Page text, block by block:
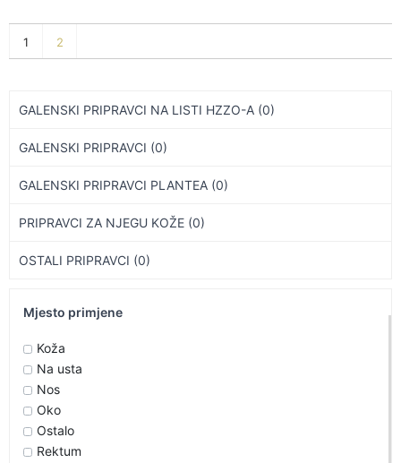
1 2
GALENSKI PRIPRAVCI NA LISTI HZZO-A (0)
GALENSKI PRIPRAVCI (0)
GALENSKI PRIPRAVCI PLANTEA (0)
PRIPRAVCI ZA NJEGU KOŽE (0)
OSTALI PRIPRAVCI (0)
Mjesto primjene
Koža
Na usta
Nos
Oko
Ostalo
Rektum